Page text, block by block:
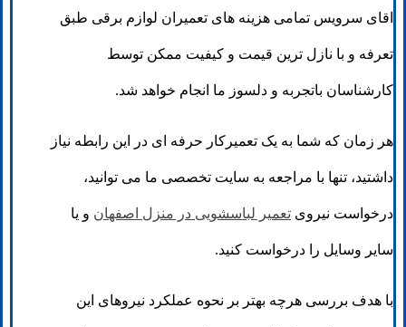
اقای سرویس تمامی هزینه های تعمیران لوازم برقی طبق
تعرفه و با نازل ترین قیمت و کیفیت ممکن توسط
کارشناسان باتجربه و دلسوز ما انجام خواهد شد.
هر زمان که شما به یک تعمیرکار حرفه ای در این رابطه نیاز
داشتید، تنها با مراجعه به سایت تخصصی ما می توانید،
درخواست نیروی تعمیر لباسشویی در منزل اصفهان و یا
سایر وسایل را درخواست کنید.
با هدف بررسی هرچه بهتر بر نحوه عملکرد نیروهای این